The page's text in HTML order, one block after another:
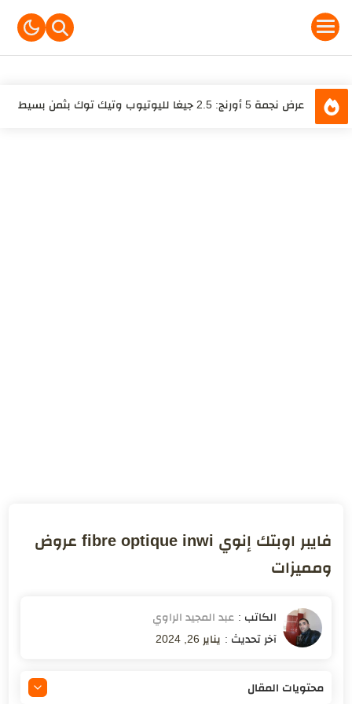
باقات زين ماكس الكويت
فايبر اوبتك إنوي fibre optique inwi عروض
ومميزات
يناير 26, 2024
محتويات المقال